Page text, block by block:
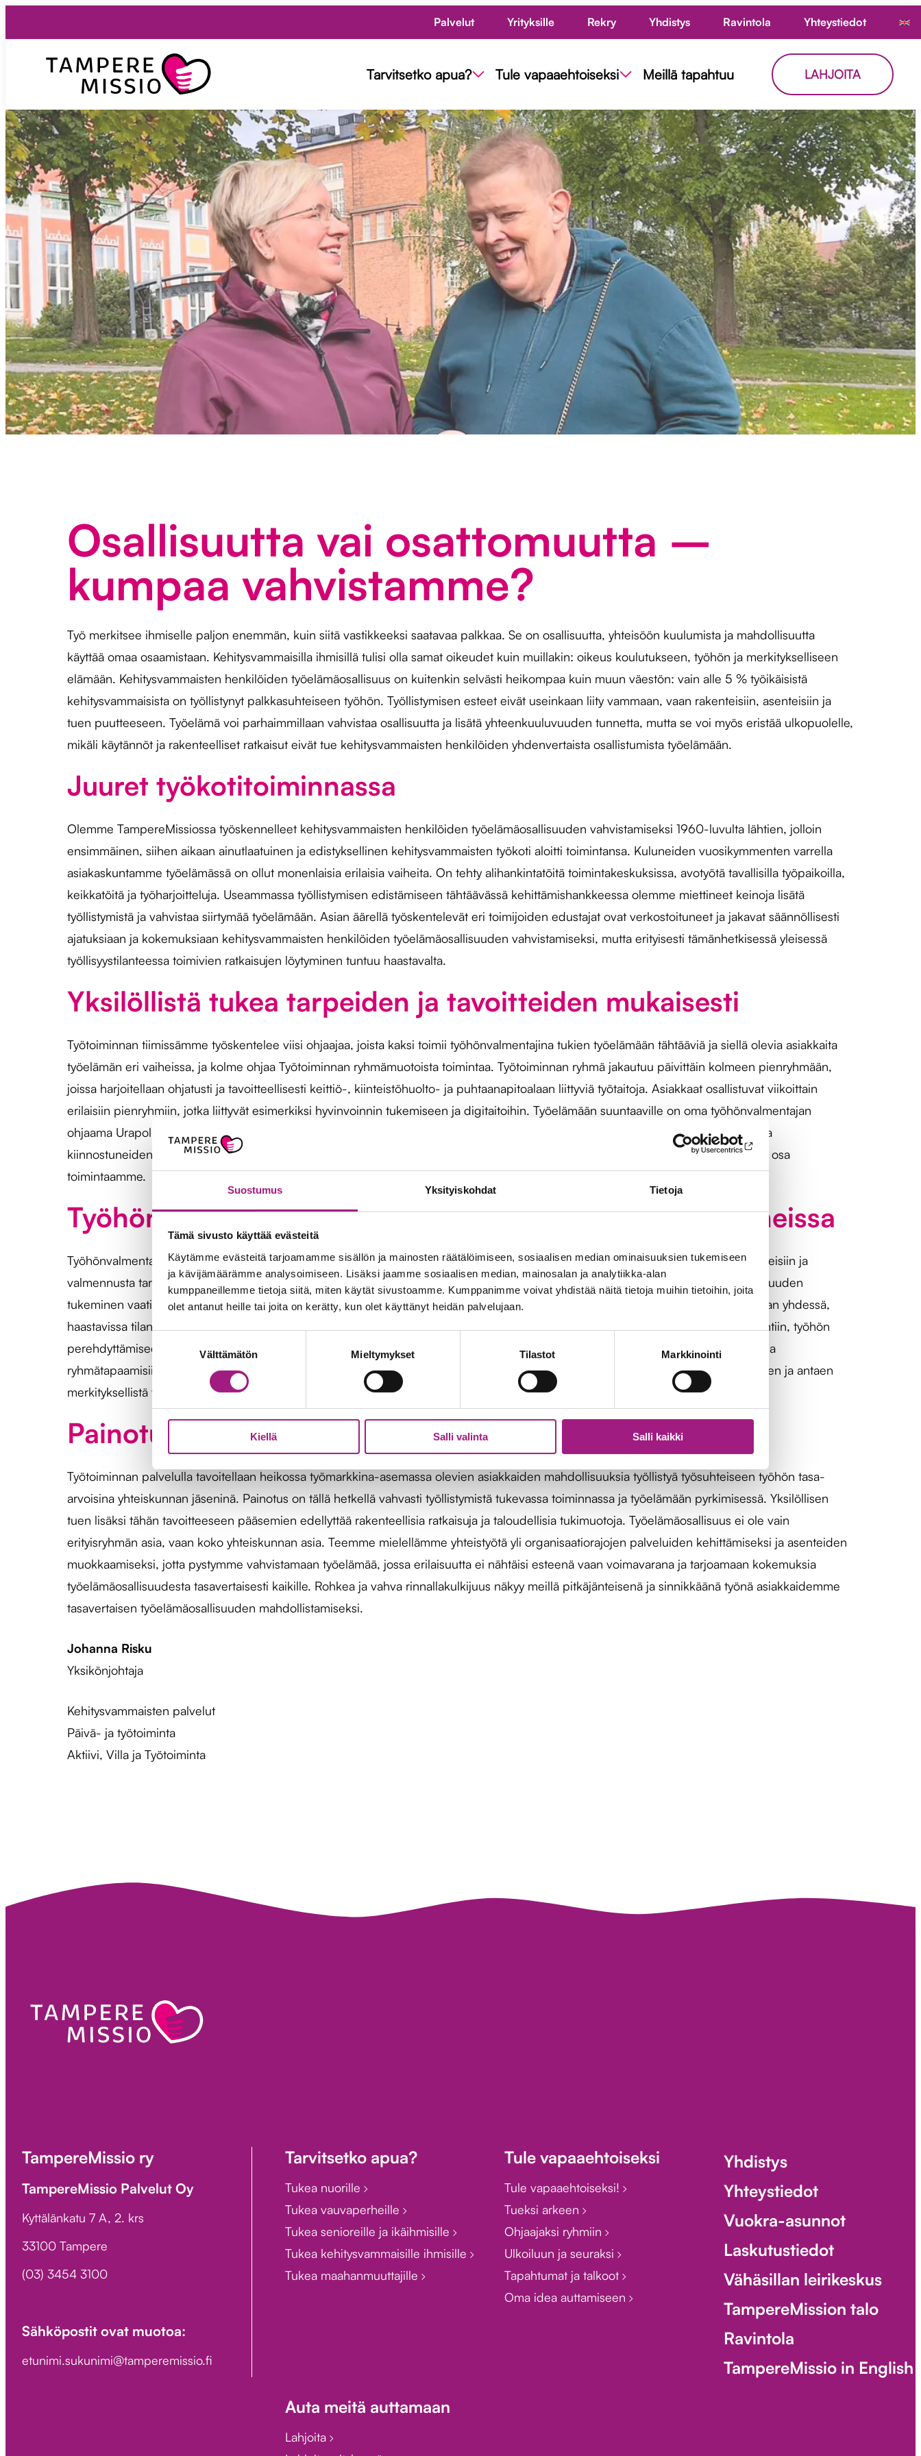
Suostumus Yksityiskohdat Tietoja
Tämä sivusto käyttää evästeitä
Käytämme evästeitä tarjoamamme sisällön ja mainosten räätälöimiseen, sosiaalisen median ominaisuuksien tukemiseen
ja kävijämäärämme analysoimiseen. Lisäksi jaamme sosiaalisen median, mainosalan ja analytiikka-alan
kumppaneillemme tietoja siitä, miten käytät sivustoamme. Kumppanimme voivat yhdistää näitä tietoja muihin tietoihin, joita
olet antanut heille tai joita on kerätty, kun olet käyttänyt heidän palvelujaan.
valinta
Välttämätön Mieltymykset Tilastot Markkinointi
Kiellä Salli valinta Salli kaikki
TampereMissio
Tarvitsetko apua? Tule vapaaehtoiseksi Meillä tapahtuu LAHJOITA
Palvelut Yrityksille Rekry Yhdistys Ravintola Yhteystiedot
Osallisuutta vai osattomuutta –
kumpaa vahvistamme?
Työ merkitsee ihmiselle paljon enemmän, kuin siitä vastikkeeksi saatavaa palkkaa. Se on osallisuutta, yhteisöön kuulumista ja mahdollisuutta
käyttää omaa osaamistaan. Kehitysvammaisilla ihmisillä tulisi olla samat oikeudet kuin muillakin: oikeus koulutukseen, työhön ja merkitykselliseen
elämään. Kehitysvammaisten henkilöiden työelämäosallisuus on kuitenkin selvästi heikompaa kuin muun väestön: vain alle 5 % työikäisistä
kehitysvammaisista on työllistynyt palkkasuhteiseen työhön. Työllistymisen esteet eivät useinkaan liity vammaan, vaan rakenteisiin, asenteisiin ja
tuen puutteeseen. Työelämä voi parhaimmillaan vahvistaa osallisuutta ja lisätä yhteenkuuluvuuden tunnetta, mutta se voi myös eristää ulkopuolelle,
mikäli käytännöt ja rakenteelliset ratkaisut eivät tue kehitysvammaisten henkilöiden yhdenvertaista osallistumista työelämään.
Juuret työkotitoiminnassa
Olemme TampereMissiossa työskennelleet kehitysvammaisten henkilöiden työelämäosallisuuden vahvistamiseksi 1960-luvulta lähtien, jolloin
ensimmäinen, siihen aikaan ainutlaatuinen ja edistyksellinen kehitysvammaisten työkoti aloitti toimintansa. Kuluneiden vuosikymmenten varrella
asiakaskuntamme työelämässä on ollut monenlaisia erilaisia vaiheita. On tehty alihankintatöitä toimintakeskuksissa, avotyötä tavallisilla työpaikoilla,
keikkatöitä ja työharjoitteluja. Useammassa työllistymisen edistämiseen tähtäävässä kehittämishankkeessa olemme miettineet keinoja lisätä
työllistymistä ja vahvistaa siirtymää työelämään. Asian äärellä työskentelevät eri toimijoiden edustajat ovat verkostoituneet ja jakavat säännöllisesti
ajatuksiaan ja kokemuksiaan kehitysvammaisten henkilöiden työelämäosallisuuden vahvistamiseksi, mutta erityisesti tämänhetkisessä yleisessä
työllisyystilanteessa toimivien ratkaisujen löytyminen tuntuu haastavalta.
Yksilöllistä tukea tarpeiden ja tavoitteiden mukaisesti
Työtoiminnan tiimissämme työskentelee viisi ohjaajaa, joista kaksi toimii työhönvalmentajina tukien työelämään tähtääviä ja siellä olevia asiakkaita
työelämän eri vaiheissa, ja kolme ohjaa Työtoiminnan ryhmämuotoista toimintaa. Työtoiminnan ryhmä jakautuu päivittäin kolmeen pienryhmään,
joissa harjoitellaan ohjatusti ja tavoitteellisesti keittiö-, kiinteistöhuolto- ja puhtaanapitoalaan liittyviä työtaitoja. Asiakkaat osallistuvat viikoittain
erilaisiin pienryhmiin, jotka liittyvät esimerkiksi hyvinvoinnin tukemiseen ja digitaitoihin. Työelämään suuntaaville on oma työhönvalmentajan
ohjaama Urapolku-työpaja, jonka sisältö painottuu työelämävalmiuksien vahvistamiseen. Yritysvierailut eri alan yrityksiin, hoiva-alasta
kiinnostuneiden viikoittaiset käynnit läheisessä asumisyksikössä ja eri toimijoiden yhteiset vertaistuelliset toimintatuokiot ovat kiinteä osa
toimintaamme.
Työhönvalmentajat rinnallakulkijoina työelämän eri vaiheissa
Työhönvalmentajamme tukevat ja ohjaavat asiakkaita heidän yksilöllisten tarpeidensa mukaisesti. Tukea tarvitaan työelämän eri vaiheisiin ja
valmennusta tarvitaan lähtökohtaisesti koko työsuhteen ajan. Työhönvalmentajan työ on monipuolista ja vaihtelevaa, työelämäosallisuuden
tukeminen vaatii sinnikästä ja pitkäjänteistä työtä, välillä luoviakin ratkaisuja. Onnistumisista ja uusien työpolkujen aukeamisista iloitaan yhdessä,
haastavissa tilanteissa pysytään rinnalla eteenpäin kannustaen. Tukea annetaan myös työnantajalle esimerkiksi työtehtävien räätälöintiin, työhön
perehdyttämiseen sekä haastaviin tilanteisiin. Työhönvalmennuksen asiakkaillamme on mahdollisuus kokoontua kerran kuukaudessa
ryhmätapaamisiin jakamaan kokemuksiaan työelämästä. Näissä tilanteissa työelämän untuvikot kohtaavat kokeneita konkareita saaden ja antaen
merkityksellistä vertaistukea toinen toisilleen.
Painotus työllistymisessä
Työtoiminnan palvelulla tavoitellaan heikossa työmarkkina-asemassa olevien asiakkaiden mahdollisuuksia työllistyä työsuhteiseen työhön tasa-
arvoisina yhteiskunnan jäseninä. Painotus on tällä hetkellä vahvasti työllistymistä tukevassa toiminnassa ja työelämään pyrkimisessä. Yksilöllisen
tuen lisäksi tähän tavoitteeseen pääsemien edellyttää rakenteellisia ratkaisuja ja taloudellisia tukimuotoja. Työelämäosallisuus ei ole vain
erityisryhmän asia, vaan koko yhteiskunnan asia. Teemme mielellämme yhteistyötä yli organisaatiorajojen palveluiden kehittämiseksi ja asenteiden
muokkaamiseksi, jotta pystymme vahvistamaan työelämää, jossa erilaisuutta ei nähtäisi esteenä vaan voimavarana ja tarjoamaan kokemuksia
työelämäosallisuudesta tasavertaisesti kaikille. Rohkea ja vahva rinnallakulkijuus näkyy meillä pitkäjänteisenä ja sinnikkäänä työnä asiakkaidemme
tasavertaisen työelämäosallisuuden mahdollistamiseksi.
Johanna Risku
Yksikönjohtaja
Kehitysvammaisten palvelut
Päivä- ja työtoiminta
Aktiivi, Villa ja Työtoiminta
TampereMissio ry
TampereMissio Palvelut Oy
Kyttälänkatu 7 A, 2. krs
33100 Tampere
(03) 3454 3100
Sähköpostit ovat muotoa:
etunimi.sukunimi@tamperemissio.fi
Tarvitsetko apua?
Tukea nuorille
Tukea vauvaperheille
Tukea senioreille ja ikäihmisille
Tukea kehitysvammaisille ihmisille
Tukea maahanmuuttajille
Tule vapaaehtoiseksi
Tule vapaaehtoiseksi!
Tueksi arkeen
Ohjaajaksi ryhmiin
Ulkoiluun ja seuraksi
Tapahtumat ja talkoot
Oma idea auttamiseen
Yhdistys
Yhteystiedot
Vuokra-asunnot
Laskutustiedot
Vähäsillan leirikeskus
TampereMission talo
Ravintola
TampereMissio in English
Auta meitä auttamaan
Lahjoita